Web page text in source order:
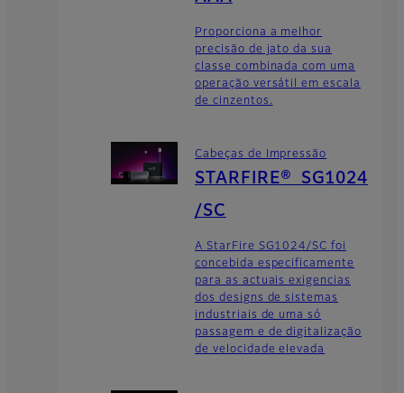
Proporciona a melhor
precisão de jato da sua
classe combinada com uma
operação versátil em escala
de cinzentos.
Cabeças de Impressão
STARFIRE® SG1024
/SC
A StarFire SG1024/SC foi
concebida especificamente
para as actuais exigencias
dos designs de sistemas
industriais de uma só
passagem e de digitalização
de velocidade elevada